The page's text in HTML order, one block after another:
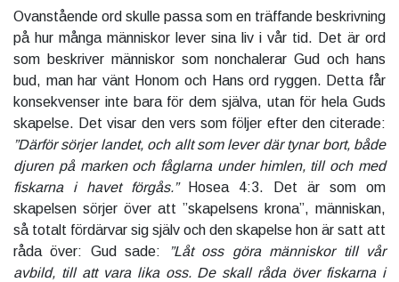
Ovanstående ord skulle passa som en träffande beskrivning
på hur många människor lever sina liv i vår tid. Det är ord
som beskriver människor som nonchalerar Gud och hans
bud, man har vänt Honom och Hans ord ryggen. Detta får
konsekvenser inte bara för dem själva, utan för hela Guds
skapelse. Det visar den vers som följer efter den citerade:
”Därför sörjer landet, och allt som lever där tynar bort, både
djuren på marken och fåglarna under himlen, till och med
fiskarna i havet förgås.”Hosea 4:3. Det är som om
skapelsen sörjer över att ”skapelsens krona”, människan,
så totalt fördärvar sig själv och den skapelse hon är satt att
råda över: Gud sade: ”Låt oss göra människor till vår
avbild, till att vara lika oss. De skall råda över fiskarna i